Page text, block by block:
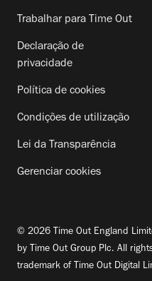
Trabalhar para Time Out
Declaração de
privacidade
Política de cookies
Condições de utilização
Lei da Transparência
Gerenciar cookies
© 2026 Time Out England
by Time Out Group Plc. All
trademark of Time Out Digital